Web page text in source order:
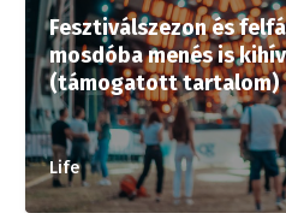
Fesztiválszezon és
mosdóba menés is
(támogatott tartalom)
Life